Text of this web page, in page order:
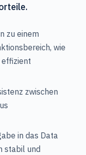
zu einem
wie
effizient
zwischen
in das Data
stabil und